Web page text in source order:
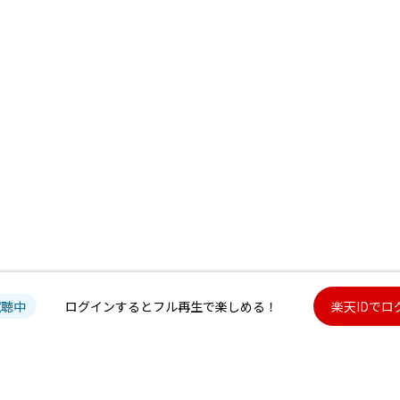
中 ログインするとフル再生で楽しめる！ 楽天IDでロ